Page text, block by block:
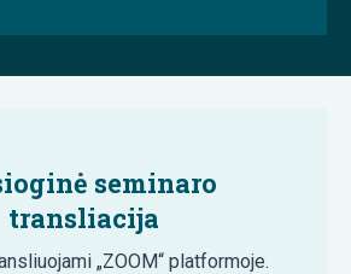
seminaro
transliacija
„ZOOM“ platformoje.